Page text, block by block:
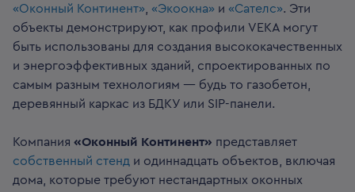
«Оконный Континент» «Экоокна» и «Сателс». Эти
объекты демонстрируют, как профили VEKA могут
быть использованы для создания высококачественных
и энергоэффективных зданий, спроектированных по
самым разным технологиям — будь то газобетон,
деревянный каркас из БДКУ или SIP-панели.
Компания «Оконный Континент» представляет
собственный стенд и одиннадцать объектов, включая
дома, которые требуют нестандартных оконных